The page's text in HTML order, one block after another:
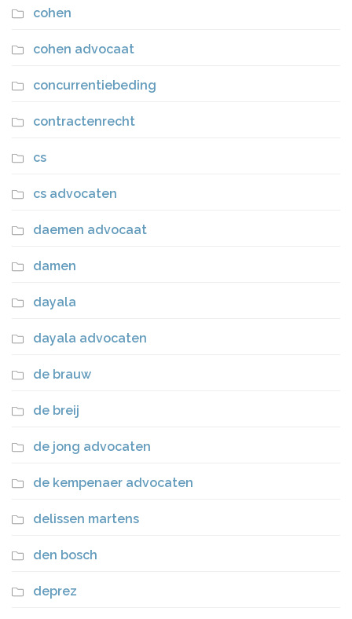
cohen
cohen advocaat
concurrentiebeding
contractenrecht
cs
cs advocaten
daemen advocaat
damen
dayala
dayala advocaten
de brauw
de breij
de jong advocaten
de kempenaer advocaten
delissen martens
den bosch
deprez